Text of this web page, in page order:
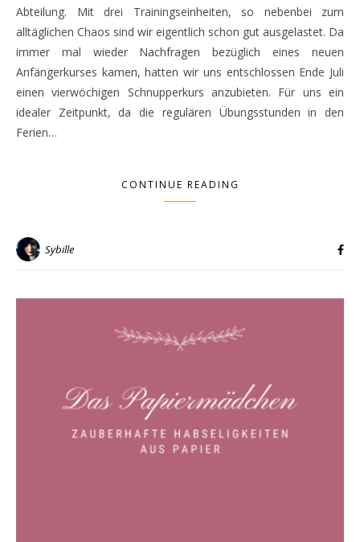
Abteilung. Mit drei Trainingseinheiten, so nebenbei zum
alltäglichen Chaos sind wir eigentlich schon gut ausgelastet. Da
immer mal wieder Nachfragen bezüglich eines neuen
Anfängerkurses kamen, hatten wir uns entschlossen Ende Juli
einen vierwöchigen Schnupperkurs anzubieten. Für uns ein
idealer Zeitpunkt, da die regulären Übungsstunden in den
Ferien…
CONTINUE READING
Sybille